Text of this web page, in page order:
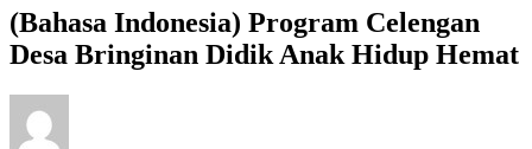
(Bahasa Indonesia) Program Celengan
Desa Bringinan Didik Anak Hidup Hemat